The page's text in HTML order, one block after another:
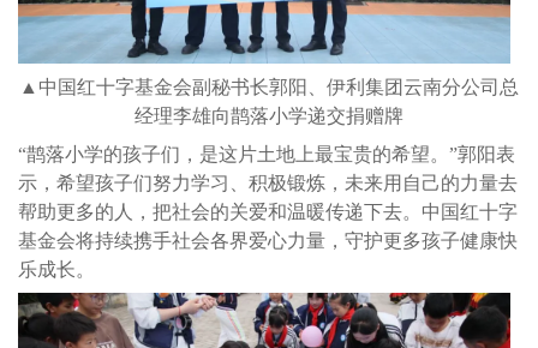
▲中国红十字基金会副秘书长郭阳、伊利集团云南分公司总
经理李雄向鹊落小学递交捐赠牌
“鹊落小学的孩子们，是这片土地上最宝贵的希望。”郭阳表
示，希望孩子们努力学习、积极锻炼，未来用自己的力量去
帮助更多的人，把社会的关爱和温暖传递下去。中国红十字
基金会将持续携手社会各界爱心力量，守护更多孩子健康快
乐成长。